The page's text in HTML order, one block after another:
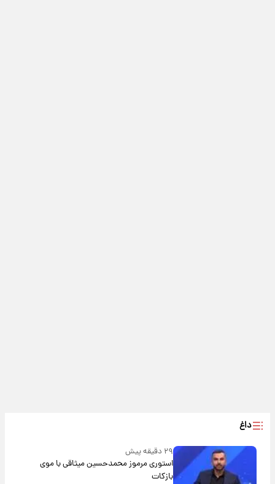
داغ
۲۹ دقیقه پیش
استوری مرموز محمدحسین میثاقی با موی
بازکات